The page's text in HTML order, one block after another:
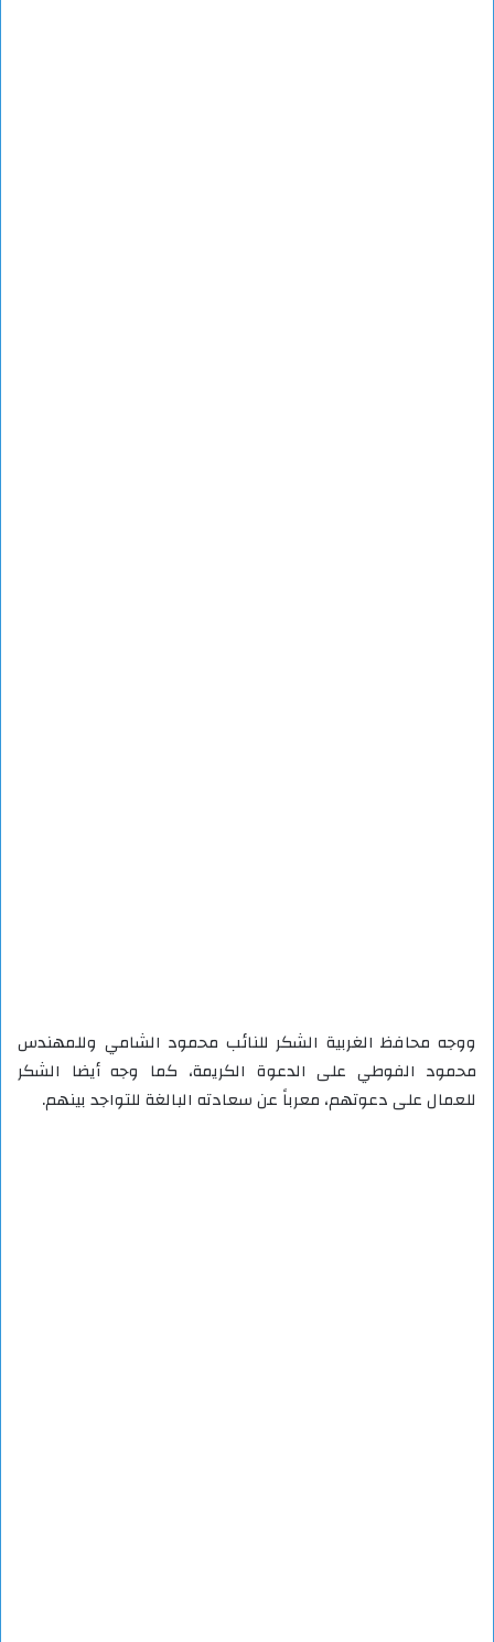
ووجه محافظ الغربية الشكر للنائب محمود الشامي وللمهندس
محمود الفوطي على الدعوة الكريمة، كما وجه أيضا الشكر
للعمال على دعوتهم، معرباً عن سعادته البالغة للتواجد بينهم.